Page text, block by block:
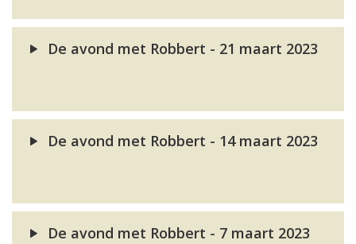
De avond met Robbert - 21 maart 2023
De avond met Robbert - 14 maart 2023
De avond met Robbert - 7 maart 2023